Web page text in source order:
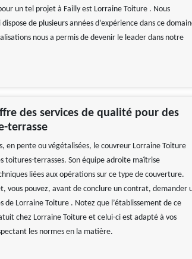
un tel projet à Failly est Lorraine Toiture . Nous
de plusieurs années d’expérience dans ce
nous a permis de devenir le leader dans notre
des services de qualité pour des
terrasse
en pente ou végétalisées, le couvreur Lorraine Toiture
toitures-terrasses. Son équipe adroite maîtrise
liées aux opérations sur ce type de couverture.
vous pouvez, avant de conclure un contrat, demander
de Lorraine Toiture . Notez que l’établissement de ce
chez Lorraine Toiture et celui-ci est adapté à vos
les normes en la matière.